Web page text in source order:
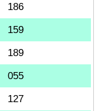
186
159
189
055
127